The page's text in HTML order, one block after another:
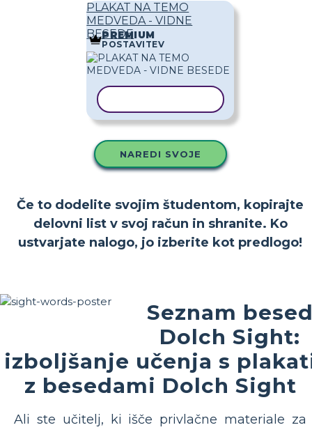
PLAKAT NA TEMO
MEDVEDA - VIDNE
BESEDE
PREMIUM
POSTAVITEV
NAREDI SVOJE
Če to dodelite svojim študentom, kopirajte
delovni list v svoj račun in shranite. Ko
ustvarjate nalogo, jo izberite kot predlogo!
Seznam
Dolch Sight:
izboljšanje učenja s
z besedami Dolch Sight
Ali ste učitelj, ki išče privlačne materiale za